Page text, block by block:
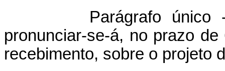
Parágrafo único - O
pronunciar-se-á, no prazo
recebimento, sobre o projeto